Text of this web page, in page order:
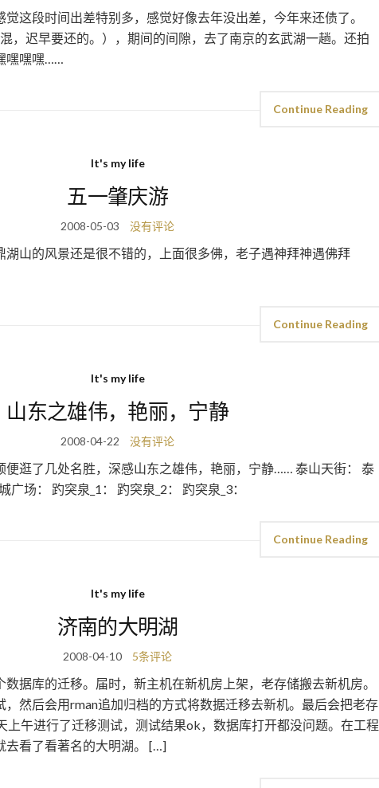
这段时间出差特别多，感觉好像去年没出差，今年来还债了。
，迟早要还的。），期间的间隙，去了南京的玄武湖一趟。还拍
嘿嘿嘿……
Continue Reading
It's my life
五一肇庆游
2008-05-03 没有评论
湖山的风景还是很不错的，上面很多佛，老子遇神拜神遇佛拜
Continue Reading
It's my life
山东之雄伟，艳丽，宁静
2008-04-22 没有评论
便逛了几处名胜，深感山东之雄伟，艳丽，宁静…… 泰山天街： 泰
场： 趵突泉_1： 趵突泉_2： 趵突泉_3：
Continue Reading
It's my life
济南的大明湖
2008-04-10 5条评论
据库的迁移。届时，新主机在新机房上架，老存储搬去新机房。
然后会用rman追加归档的方式将数据迁移去新机。最后会把老存
上午进行了迁移测试，测试结果ok，数据库打开都没问题。在工程
去看了看著名的大明湖。 […]